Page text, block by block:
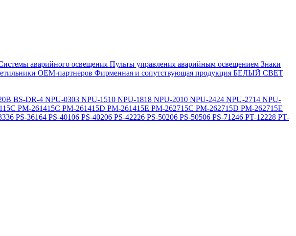
аварийного освещения Пульты управления аварийным освещением Знаки
ОЕМ-партнеров Фирменная и сопутствующая продукция БЕЛЫЙ СВЕТ
BS-DR-4 NPU-0303 NPU-1510 NPU-1818 NPU-2010 NPU-2424 NPU-2714 NPU-
PM-261415C PM-261415D PM-261415E PM-262715C PM-262715D PM-262715E
PS-36164 PS-40106 PS-40206 PS-42226 PS-50206 PS-50506 PS-71246 PT-12228 PT-